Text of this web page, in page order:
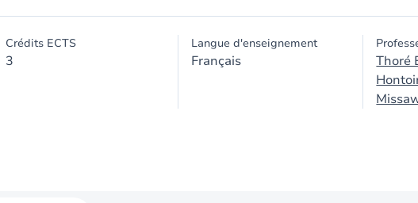
Crédits ECTS
3
Langue d'enseignement
Français
Thoré